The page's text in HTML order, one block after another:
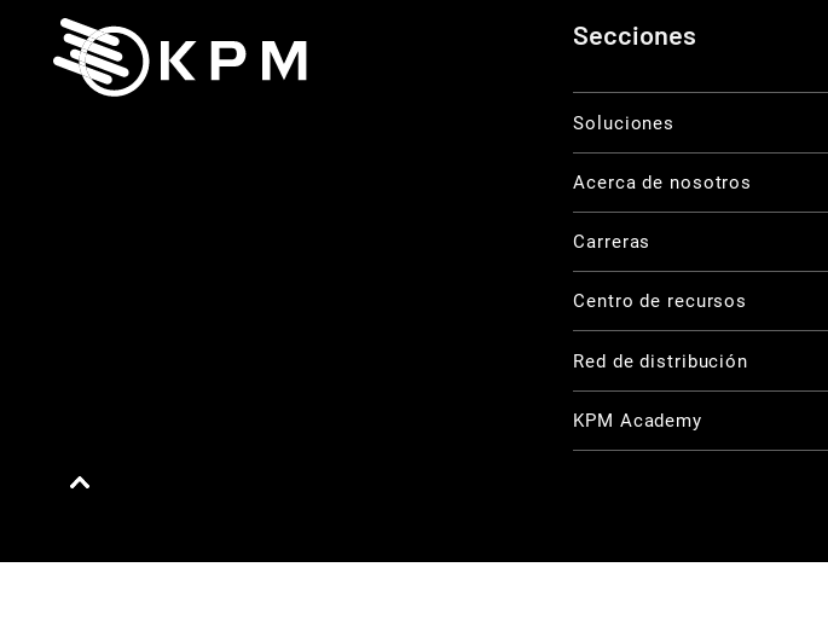
Secciones
Soluciones
Acerca de nosotros
Carreras
Centro de recursos
Red de distribución
KPM Academy